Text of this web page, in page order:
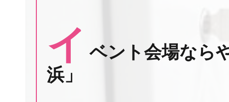
イ ベント会場なら
浜」